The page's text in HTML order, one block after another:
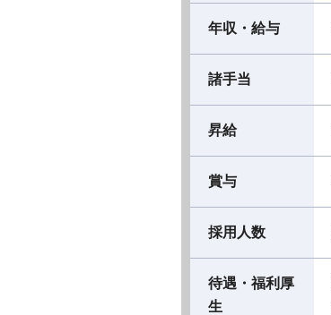
年収・給与
諸手当
昇給
賞与
採用人数
待遇・福利厚
生